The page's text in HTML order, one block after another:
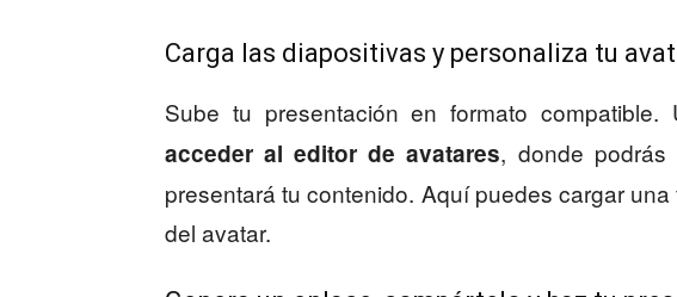
Carga las diapositivas y personaliza tu
Sube tu presentación en formato
acceder al editor de avatares, donde podrás
presentará tu contenido. Aquí puedes cargar
del avatar.